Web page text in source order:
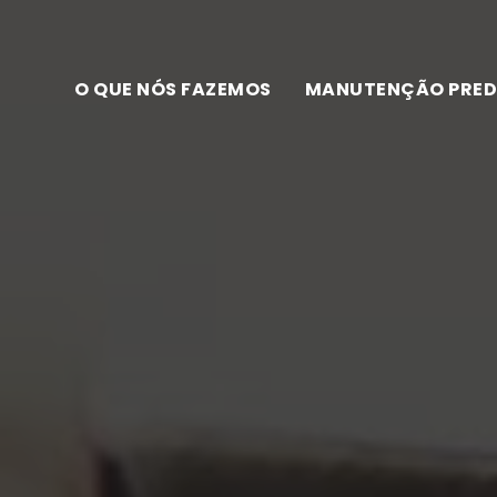
O QUE NÓS FAZEMOS MANUTENÇÃO